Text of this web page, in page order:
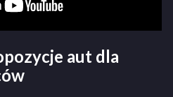
aut dla